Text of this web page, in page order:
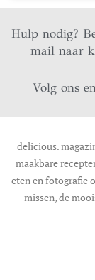
Hulp nodig?
mail naar
Volg ons
delicious.
maakbare
eten en fotografie
missen, de